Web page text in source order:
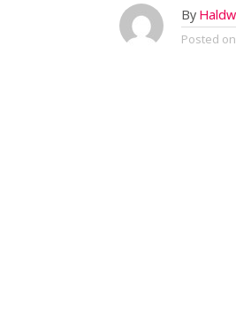
By
Posted on